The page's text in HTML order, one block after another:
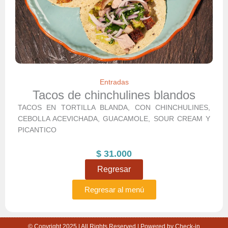
Entradas
Tacos de chinchulines blandos
TACOS EN TORTILLA BLANDA, CON CHINCHULINES,
CEBOLLA ACEVICHADA, GUACAMOLE, SOUR CREAM Y
PICANTICO
$ 31.000
Regresar
Regresar al menú
© Copyright 2025 | All Rights Reserved | Powered by Check-in